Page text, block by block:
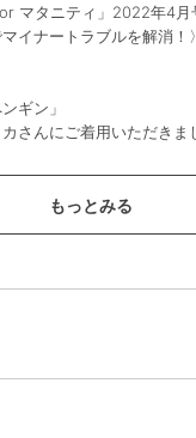
マタニティ」2022年4月
マイナートラブルを解消
ギン」
さんにご着用いただきま
りPOINT！
トレッチリブでマタニテ
節できる！高見え上質コ
低身長さんにも！